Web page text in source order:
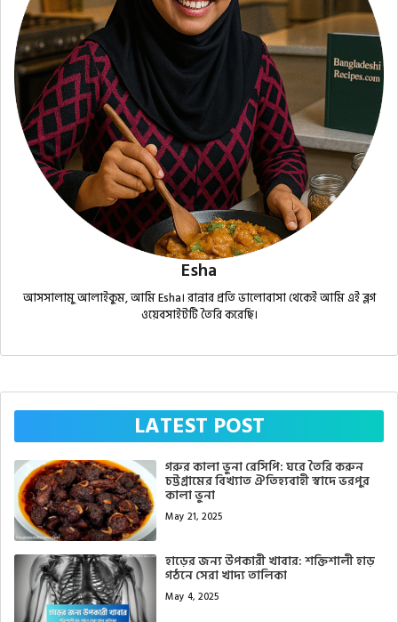
Esha
আসসালামু আলাইকুম, আমি Esha। রান্নার প্রতি ভালোবাসা থেকেই আমি এই ব্লগ
ওয়েবসাইটটি তৈরি করেছি।
LATEST POST
গরুর কালা ভুনা রেসিপি: ঘরে তৈরি করুন
চট্টগ্রামের বিখ্যাত ঐতিহ্যবাহী স্বাদে ভরপুর
কালা ভুনা
May 21, 2025
হাড়ের জন্য উপকারী খাবার: শক্তিশালী হাড়
গঠনে সেরা খাদ্য তালিকা
May 4, 2025